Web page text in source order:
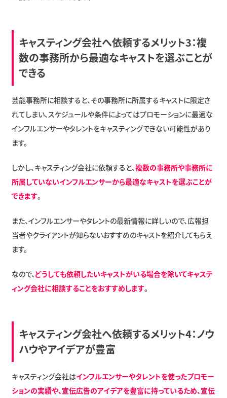
キャスティング会社へ依頼するメリット3：複
数の事務所から最適なキャストを選ぶことが
できる
芸能事務所に相談すると、その事務所に所属するキャストに限定さ
れてしまい、スケジュールや条件によってはプロモーションに最適な
インフルエンサーやタレントをキャスティングできない可能性があり
ます。
しかし、キャスティング会社に依頼すると、複数の事務所や事務所に
所属していないインフルエンサーから最適なキャストを選ぶことが
できます。
また、インフルエンサーやタレントの最新情報に詳しいので、広報担
当者やクライアントが知らないおすすめのキャストを紹介してもらえ
ます。
なので、 どうしても依頼したいキャストがいる場合を除いてキャステ
ィング会社に相談することをおすすめします。
キャスティング会社へ依頼するメリット4：ノウ
ハウやアイデアが豊富
キャスティング会社はインフルエンサーやタレントを使ったプロモー
ションの実績や、宣伝広告のアイデアを豊富に持っているため、宣伝